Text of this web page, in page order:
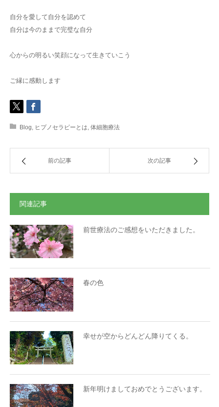
自分を愛して自分を認めて
自分は今のままで完璧な自分
心からの明るい笑顔になって生きていこう
ご縁に感動します
Blog ヒプノセラピーとは 体細胞療法
前の記事 次の記事
関連記事
前世療法のご感想をいただきました。
春の色
幸せが空からどんどん降りてくる。
新年明けましておめでとうございます。